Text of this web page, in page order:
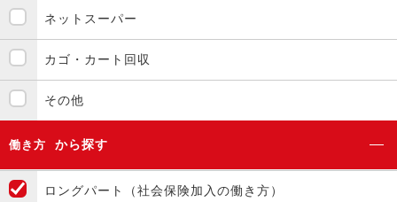
ネットスーパー
カゴ・カート回収
その他
働き方 から探す
ロングパート（社会保険加入の働き方）